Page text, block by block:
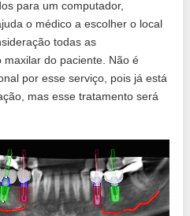
para um computador,
o médico a escolher o local
todas as
do paciente. Não é
por esse serviço, pois já está
mas esse tratamento será